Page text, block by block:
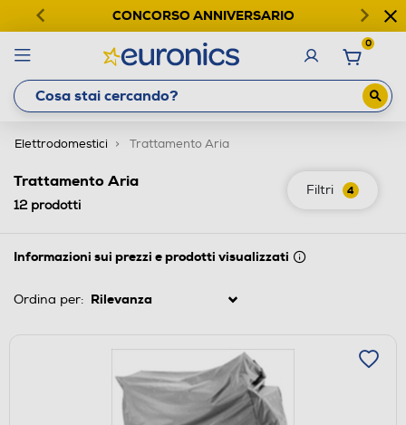
CONCORSO ANNIVERSARIO
0
Elettrodomestici Trattamento Aria
Filtri 4
Trattamento Aria
12prodotti
Informazioni sui prezzi e prodotti visualizzati
Ordina per: